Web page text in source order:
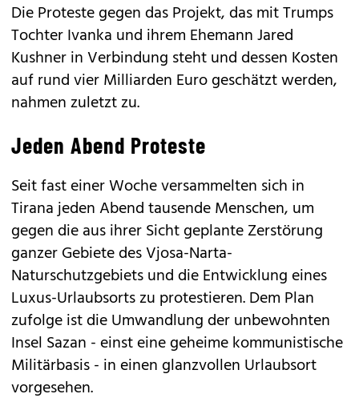
Die Proteste gegen das Projekt, das mit Trumps
Tochter Ivanka und ihrem Ehemann Jared
Kushner in Verbindung steht und dessen Kosten
auf rund vier Milliarden Euro geschätzt werden,
nahmen zuletzt zu.
Jeden Abend Proteste
Seit fast einer Woche versammelten sich in
Tirana jeden Abend tausende Menschen, um
gegen die aus ihrer Sicht geplante Zerstörung
ganzer Gebiete des Vjosa-Narta-
Naturschutzgebiets und die Entwicklung eines
Luxus-Urlaubsorts zu protestieren. Dem Plan
zufolge ist die Umwandlung der unbewohnten
Insel Sazan - einst eine geheime kommunistische
Militärbasis - in einen glanzvollen Urlaubsort
vorgesehen.